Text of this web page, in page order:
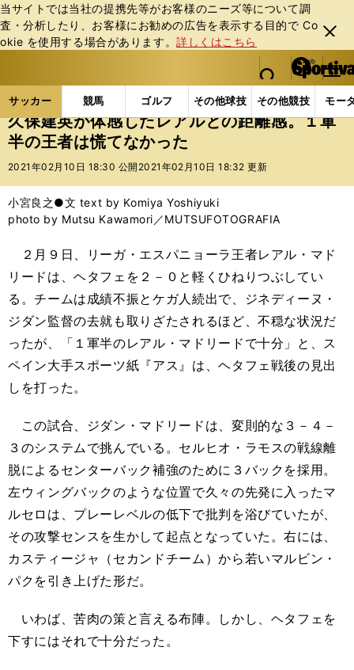
当サイトでは当社の提携先等がお客様のニーズ等について調
査・分析したり、お客様にお勧めの広告を表⽰する⽬的で Co
okie を使⽤する場合があります。詳しくはこちら
閉じ
る
web Sportiva (webスポルティーバ)
検索
マイペ
ー
ジ
メニュ
サッカー 競馬 ゴルフ その他球技 その他競技 モー
ス
ポ
ル
バ
サッカーの記事一覧 海外サッカー 海外サッカー
久保建英が体感したレアルとの距離感。１軍
半の王者は慌てなかった
2021年02月10日 18:30 公開 2021年02月10日 18:32 更新
小宮良之●文 text by Komiya Yoshiyuki
photo by Mutsu Kawamori／MUTSUFOTOGRAFIA
２月９日、リーガ・エスパニョーラ王者レアル・マド
リードは、ヘタフェを２－０と軽くひねりつぶしてい
る。チームは成績不振とケガ人続出で、ジネディーヌ・
ジダン監督の去就も取りざたされるほど、不穏な状況だ
ったが、「１軍半のレアル・マドリードで十分」と、ス
ペイン大手スポーツ紙『アス』は、ヘタフェ戦後の見出
しを打った。
この試合、ジダン・マドリードは、変則的な３－４－
３のシステムで挑んでいる。セルヒオ・ラモスの戦線離
脱によるセンターバック補強のために３バックを採用。
左ウィングバックのような位置で久々の先発に入ったマ
ルセロは、プレーレベルの低下で批判を浴びていたが、
その攻撃センスを生かして起点となっていた。右には、
カスティージャ（セカンドチーム）から若いマルビン・
パクを引き上げた形だ。
いわば、苦肉の策と言える布陣。しかし、ヘタフェを
下すにはそれで十分だった。